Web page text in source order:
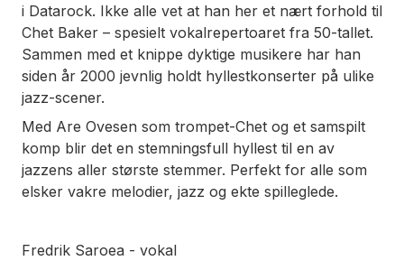
i Datarock. Ikke alle vet at han her et nært forhold til
Chet Baker – spesielt vokalrepertoaret fra 50-tallet.
Sammen med et knippe dyktige musikere har han
siden år 2000 jevnlig holdt hyllestkonserter på ulike
jazz-scener.
Med Are Ovesen som trompet-Chet og et samspilt
komp blir det en stemningsfull hyllest til en av
jazzens aller største stemmer. Perfekt for alle som
elsker vakre melodier, jazz og ekte spilleglede.
Fredrik Saroea - vokal